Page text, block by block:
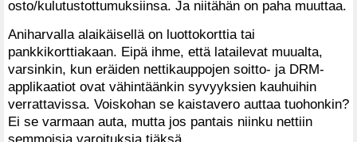
osto/kulutustottumuksiinsa. Ja niitähän on paha muuttaa.
Aniharvalla alaikäisellä on luottokorttia tai
pankkikorttiakaan. Eipä ihme, että latailevat muualta,
varsinkin, kun eräiden nettikauppojen soitto- ja DRM-
applikaatiot ovat vähintäänkin syvyyksien kauhuihin
verrattavissa. Voiskohan se kaistavero auttaa tuohonkin?
Ei se varmaan auta, mutta jos pantais niinku nettiin
semmoisia varoituksia tiäksä…